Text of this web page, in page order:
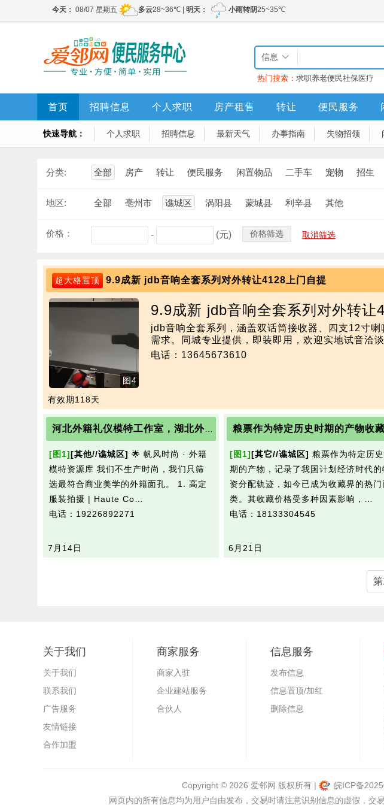
信息
热门搜索： 求职养老便民社保医疗
首页 招聘信息 个人求职 房产租售 转让 便民服务
快速导航： 个人求职 招聘信息 最新天气 办事指南 失物招领
分类: 全部 房产 转让 便民服务 闲置物品 二手车 宠物 招生
地区: 全部 亳州市 谯城区 涡阳县 蒙城县 利辛县 其他
价格： - (元) 价格筛选 取消筛选
超大格置顶 9.9成新 jdb音响全套系列对外转让4128上门自提
图4
9.9成新 jdb音响全套系列对外转让
jdb音响全套系列，涵盖双话筒接收器、四支12寸
需求。同城专业提供，即装即用，欢迎实地试音洽谈
电话：13645673610
有效期118天
[图1][其他//谯城区] 🌟 帆风时尚 · 外籍
模特资源库 我们不生产时尚，我们只筛
选最符合商业美学的外籍面孔。 1. 高定
服装拍摄 | Haute Co…
电话：19226892271
7月14日
[图1][其它//谯城区] 粮票作为特定历
期的产物，记录了我国计划经济时代的
资分配轨迹，如今已成为收藏界的热门
类。其收藏价格受多种因素影响，…
电话：18133304545
6月21日
关于我们
关于我们
联系我们
广告服务
友情链接
合作加盟
商家服务
商家入驻
企业建站服务
合伙人
信息服务
发布信息
信息置顶/加红
删除信息
Copyright © 2026 爱邻网 版权所有 | 皖ICP备
网页内的所有信息均为用户自由发布，交易时请注意识别信息的虚假，